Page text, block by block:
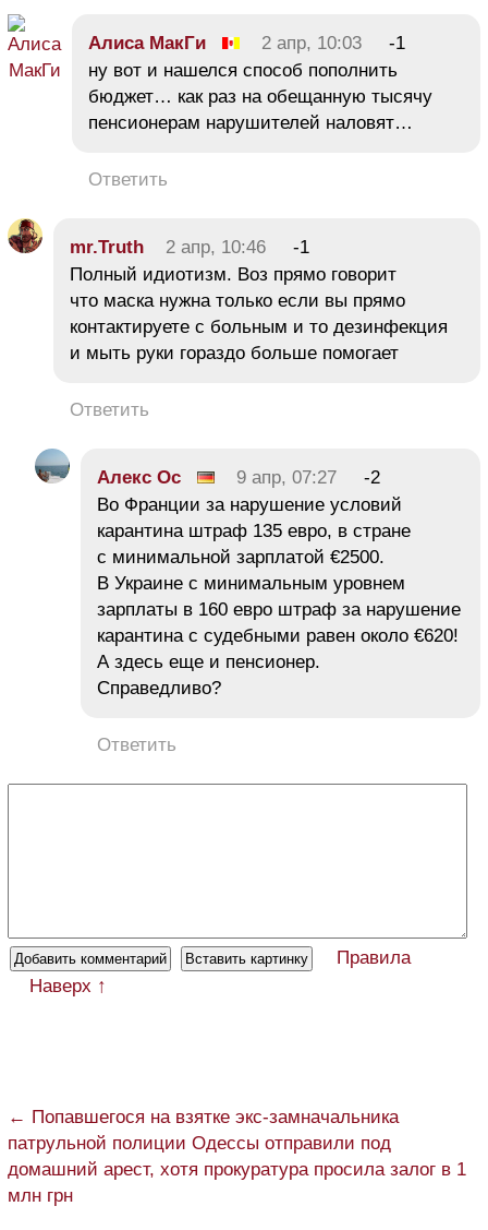
Алиса МакГи 2 апр, 10:03
-1
ну вот и нашелся способ пополнить
бюджет… как раз на обещанную тысячу
пенсионерам нарушителей наловят…
Ответить
mr.Truth 2 апр, 10:46
-1
Полный идиотизм. Воз прямо говорит
что маска нужна только если вы прямо
контактируете с больным и то дезинфекция
и мыть руки гораздо больше помогает
Ответить
Алекс Ос 9 апр, 07:27
-2
Во Франции за нарушение условий
карантина штраф 135 евро, в стране
с минимальной зарплатой €2500.
В Украине с минимальным уровнем
зарплаты в 160 евро штраф за нарушение
карантина с судебными равен около €620!
А здесь еще и пенсионер.
Справедливо?
Ответить
Правила
Наверх ↑
← Попавшегося на взятке экс-замначальника
патрульной полиции Одессы отправили под
домашний арест, хотя прокуратура просила залог в 1
млн грн